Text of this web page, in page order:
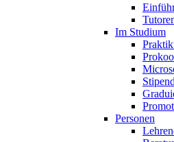
Im Studium
Personen